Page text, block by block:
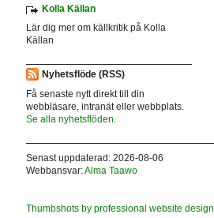
Kolla Källan
Lär dig mer om källkritik på Kolla
Källan
Nyhetsflöde (RSS)
Få senaste nytt direkt till din
webbläsare, intranät eller webbplats.
Se alla nyhetsflöden.
Senast uppdaterad: 2026-08-06
Webbansvar:Alma Taawo
Thumbshots by professional website design